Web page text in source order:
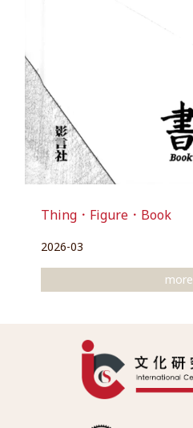
Thing．Figure．Book
2026-03
more